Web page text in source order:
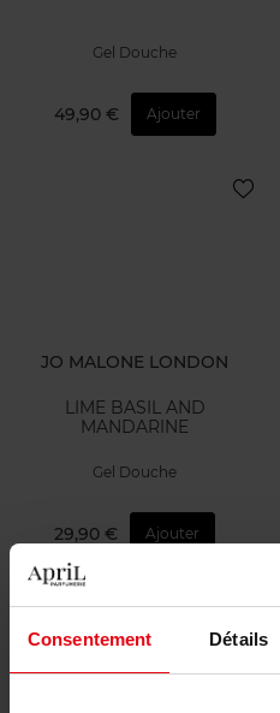
Consentement Détails
Gel Douche
49,90 € Ajouter
JO MALONE LONDON
LIME BASIL AND
MANDARINE
Gel Douche
29,90 € Ajouter